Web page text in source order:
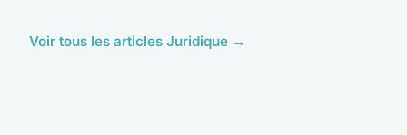
Voir tous les articles Juridique →